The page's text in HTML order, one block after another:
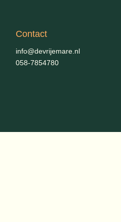
Contact
info@devrijemare.nl
058-7854780